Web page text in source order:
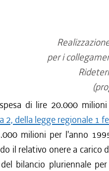
per i
di lire 20.000
2, della legge regionale 1
milioni per l'anno
il relativo onere a carico
del bilancio pluriennale